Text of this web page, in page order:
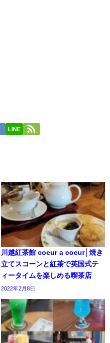
LINE
川越紅茶館 coeur a coeur│焼き
立てスコーンと紅茶で英国式テ
ィータイムを楽しめる喫茶店
2022年2月8日